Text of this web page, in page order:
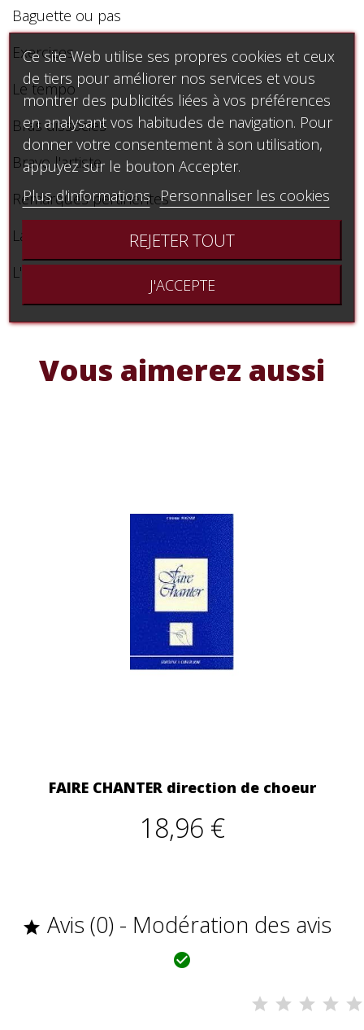
Baguette ou pas
Exercices
Le tempo
Bras dissociés
Bravo l'artiste
Remarques pertinentes
Langues étrangères
L'orchestre artisanal
Vous aimerez aussi
FAIRE CHANTER direction de choeur
18,96 €
 Avis (0) - Modération des avis

Ce site Web utilise ses propres cookies et ceux
de tiers pour améliorer nos services et vous
montrer des publicités liées à vos préférences
en analysant vos habitudes de navigation. Pour
donner votre consentement à son utilisation,
appuyez sur le bouton Accepter.
Plus d'informations Personnaliser les cookies
REJETER TOUT
J'ACCEPTE